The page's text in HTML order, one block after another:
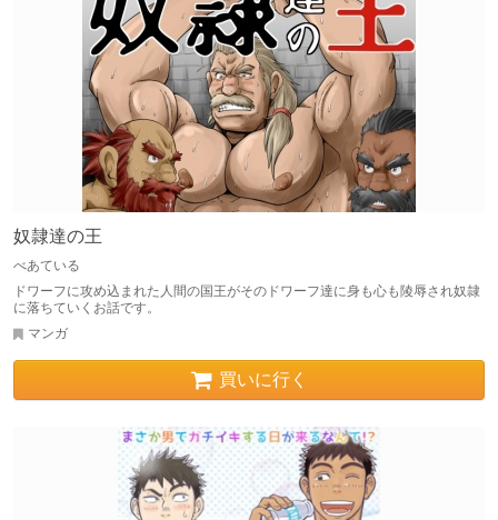
奴隷達の王
べあている
ドワーフに攻め込まれた人間の国王がそのドワーフ達に身も心も陵辱され奴隷
に落ちていくお話です。
マンガ
買いに行く